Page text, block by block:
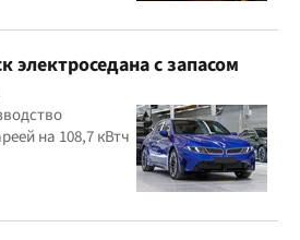
электроседана с запасом
на 108,7 кВтч